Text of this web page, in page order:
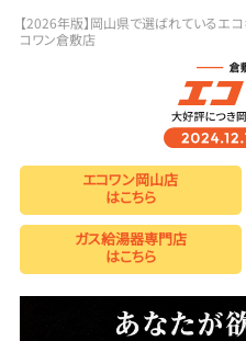
【2026年版】岡山県で選ばれているエ
コワン倉敷店
エコワン岡山店
はこちら
ガス給湯器専門店
はこちら